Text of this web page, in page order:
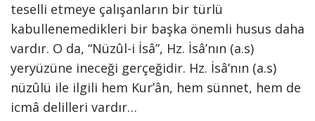
teselli etmeye çalışanların bir türlü
kabullenemedikleri bir başka önemli husus daha
vardır. O da, “Nüzûl-i İsâ”, Hz. İsâ’nın (a.s)
yeryüzüne ineceği gerçeğidir. Hz. İsâ’nın (a.s)
nüzûlü ile ilgili hem Kur’ân, hem sünnet, hem de
icmâ delilleri vardır…